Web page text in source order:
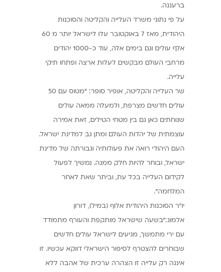
ברעננה.
על פי נתוני משרד העלייה והקליטה והסוכנות
היהודית, מאז 7 באוקטובר עלו לישראל יותר מ 60
אלף עולים וגם בימים אלה, עוד כ-1000 יהודים
מרחבי העולם מבקשים לעלות ארצה ופתחו תיקי
עלייה.
שר העלייה והקליטה, אופיר סופר: ״מטוס עם 50
עולים חדשים מצרפת, ולמעלה ממאה עולים
שנוחתים כאן גם בין מטחי הטילים, זאת אמירה
עוצמתית של יהדות העולם ומתן גב למדינת ישראל.
העם היהודי רואה את פעולותיה וגבורתה של מדינת
ישראל, ובוחר להיות חלק ממנה. נמשיך לפעול
לקידום העלייה בכל עת, וביתר שאת לאחר
המלחמה״.
יו״ר הסוכנות היהודית אלוף (במיל), דורון
אלמוג:"בשעה שישראל מותקפת והעורף מתמודד
עם ירי מתמשך, מגיעים לישראל עולים חדשים
שבוחרים להצטרף לסיפור הישראלי דווקא עכשיו. זו
איננה רק עלייה זו הצהרה ערכית של אהבה ללא